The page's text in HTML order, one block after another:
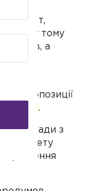
витрат,
у тому
портів, а
пропозиції
.
влади з
бюджету